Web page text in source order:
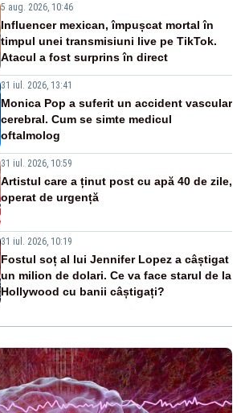
5 aug. 2026, 10:46
Influencer mexican, împușcat mortal în
timpul unei transmisiuni live pe TikTok.
Atacul a fost surprins în direct
31 iul. 2026, 13:41
Monica Pop a suferit un accident vascular
cerebral. Cum se simte medicul
oftalmolog
31 iul. 2026, 10:59
Artistul care a ținut post cu apă 40 de zile,
operat de urgență
31 iul. 2026, 10:19
Fostul soț al lui Jennifer Lopez a câștigat
un milion de dolari. Ce va face starul de la
Hollywood cu banii câștigați?